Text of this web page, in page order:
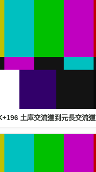
土庫交流道到元長交流道